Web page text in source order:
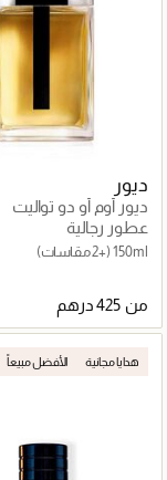
ديور
ديور أوم أو دو تواليت
عطور رجالية
150ml (+2 مقاسات)
من
هدايا مجانية الأفضل مبيعاً